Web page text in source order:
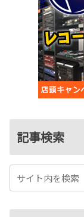
記事検索